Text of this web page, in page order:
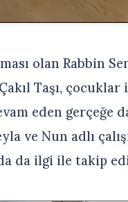
olan Rabbin
Taşı, çocuklar
eden gerçeğe
ve Nun adlı
da ilgi ile takip